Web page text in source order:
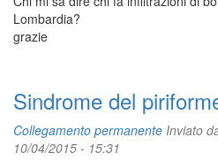
Lombardia?
grazie
Sindrome del
Collegamento permanente Inviato
10/04/2015 - 15:31